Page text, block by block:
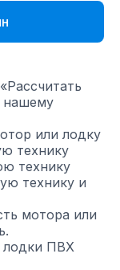
нашему
или лодку
технику
технику
технику и
мотора или
лодки ПВХ